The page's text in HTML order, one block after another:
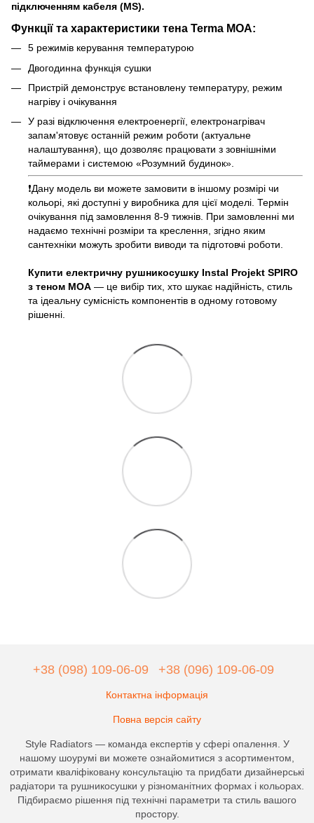
підключенням кабеля (MS).
Функцiї та характеристики тена Terma MOA:
5 режимів керування температурою
Двогодинна функція сушки
Пристрій демонструє встановлену температуру, режим
нагріву і очікування
У разі відключення електроенергії, електронагрівач
запам'ятовує останній режим роботи (актуальне
налаштування), що дозволяє працювати з зовнішніми
таймерами і системою «Розумний будинок».
❗️Дану модель ви можете замовити в іншому розмірі чи
кольорі, які доступні у виробника для цієї моделі. Термін
очікування під замовлення 8-9 тижнів. При замовленні ми
надаємо технічні розміри та креслення, згідно яким
сантехніки можуть зробити виводи та підготовчі роботи.
Купити електричну рушникосушку Instal Projekt SPIRO
з теном MOA — це вибір тих, хто шукає надійність, стиль
та ідеальну сумісність компонентів в одному готовому
рішенні.
+38 (098) 109-06-09 +38 (096) 109-06-09
Контактна інформація
Повна версія сайту
Style Radiators — команда експертів у сфері опалення. У
нашому шоурумі ви можете ознайомитися з асортиментом,
отримати кваліфіковану консультацію та придбати дизайнерські
радіатори та рушникосушки у різноманітних формах і кольорах.
Підбираємо рішення під технічні параметри та стиль вашого
простору.